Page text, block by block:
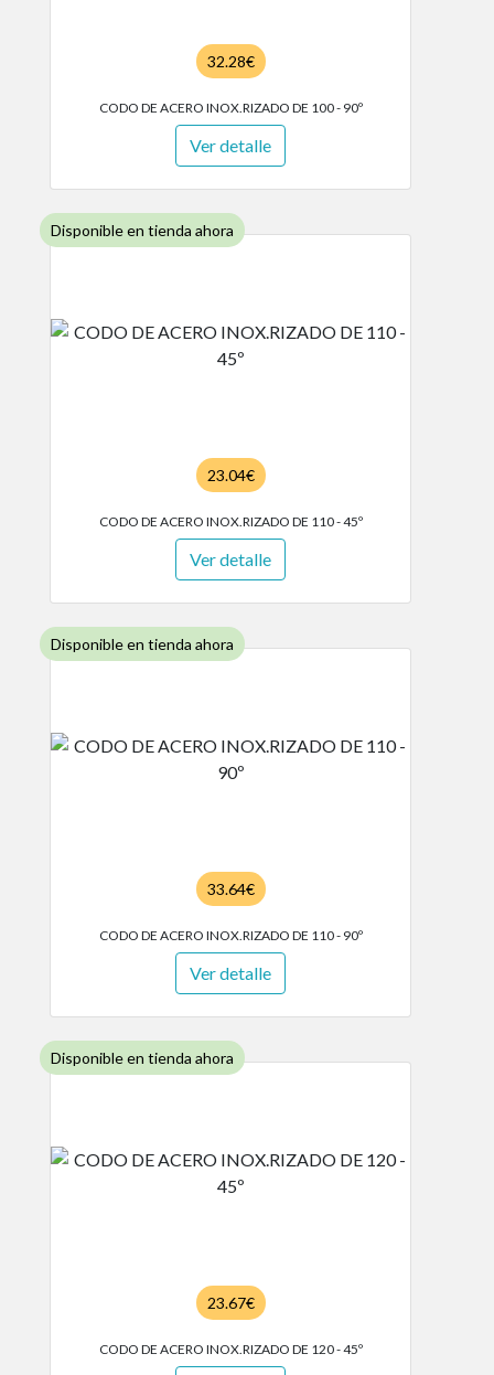
32.28€
CODO DE ACERO INOX.RIZADO DE 100 - 90º
Ver detalle
Disponible en tienda ahora
23.04€
CODO DE ACERO INOX.RIZADO DE 110 - 45º
Ver detalle
Disponible en tienda ahora
33.64€
CODO DE ACERO INOX.RIZADO DE 110 - 90º
Ver detalle
Disponible en tienda ahora
23.67€
CODO DE ACERO INOX.RIZADO DE 120 - 45º